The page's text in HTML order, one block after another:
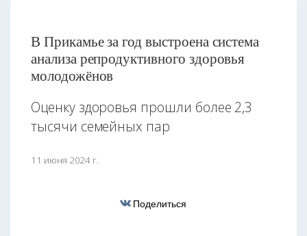
В Прикамье за год выстроена система
анализа репродуктивного здоровья
молодожёнов
Оценку здоровья прошли более 2,3
тысячи семейных пар
11 июня 2024 г.
Поделиться